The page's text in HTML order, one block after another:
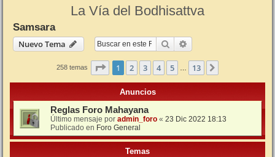
La Vía del Bodhisattva
Samsara
Nuevo Tema
Buscar
258 temas Página de 13
1 2 3 4 5 13
Anuncios
Reglas Foro Mahayana
Último mensaje por admin_foro « 23 Dic 2022 18:13
Publicado en Foro General
Temas